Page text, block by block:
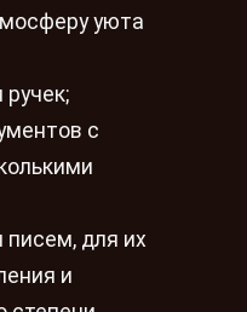
уюта
с
писем, для их
и